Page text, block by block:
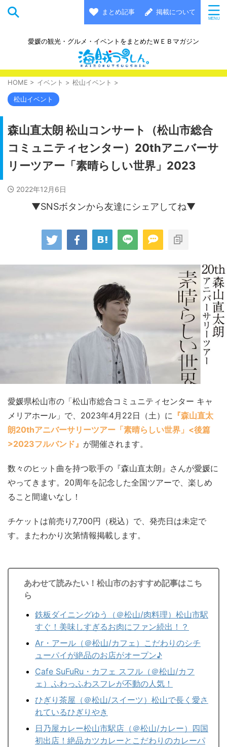
まとめ記事 掲載について
愛媛の観光・グルメ・イベントをまとめたＷＥＢマガジン
HOME > イベント > 松山イベント >
松山イベント
森山直太朗 松山コンサート（松山市総合
コミュニティセンター）20thアニバーサ
リーツアー「素晴らしい世界」2023
2022年12月6日
▼SNSボタンから友達にシェアしてね▼
愛媛県松山市の「松山市総合コミュニティセンター キャ
メリアホール」で、2023年4月22日（土）に 『森山直太
朗20thアニバーサリーツアー「素晴らしい世界」<後篇
>2023フルバンド』 が開催されます。
数々のヒット曲を持つ歌手の『森山直太朗』さんが愛媛に
やってきます。20周年を記念した全国ツアーで、楽しめ
ること間違いなし！
チケットは前売り7,700円（税込）で、発売日は未定で
す。またわかり次第情報掲載します。
あわせて読みたい！松山市のおすすめ記事はこち
ら
鉄板ダイニングゆう（＠松山/肉料理）松山市駅
すぐ！美味しすぎるお肉にファン続出！？
Ar・アール（＠松山/カフェ）こだわりのシチ
ューパイが絶品のお店がオープン♪
Cafe SuFuRu・カフェ スフル（＠松山/カフ
ェ）ふわっふわスフレが不動の人気！
ひぎり茶屋（＠松山/スイーツ）松山で長く愛さ
れているひぎりやき
日乃屋カレー松山市駅店（＠松山/カレー）四国
初出店！絶品カツカレーとこだわりのカレーパ